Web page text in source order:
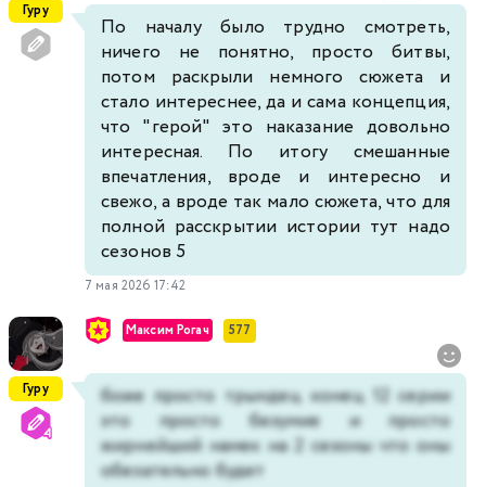
Гуру
По началу было трудно смотреть,
ничего не понятно, просто битвы,
потом раскрыли немного сюжета и
стало интереснее, да и сама концепция,
что "герой" это наказание довольно
интересная. По итогу смешанные
впечатления, вроде и интересно и
свежо, а вроде так мало сюжета, что для
полной расскрытии истории тут надо
сезонов 5
7 мая 2026 17:42
Гуру
Максим Рогач 577
боже просто трындец конец 12 серии
это просто безумие и просто
жирнейший намек на 2 сезоны что оны
обезательно будет